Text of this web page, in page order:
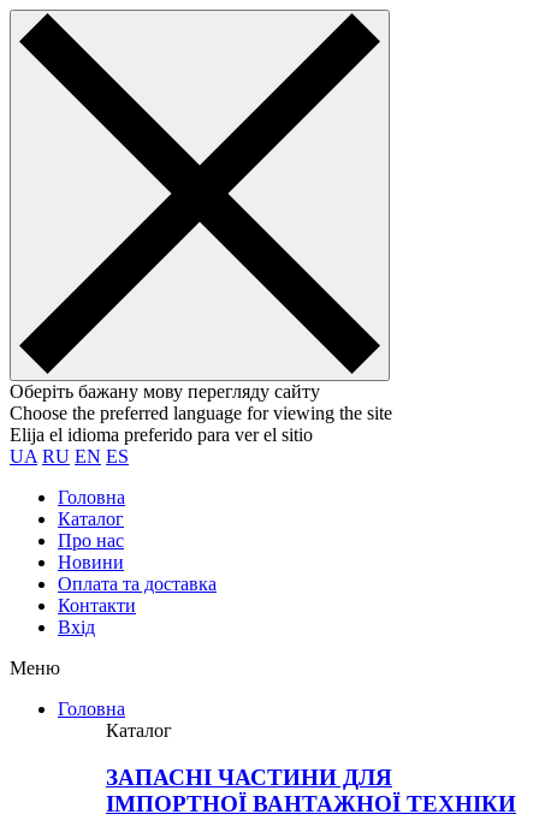
Оберіть бажану мову перегляду сайту
Choose the preferred language for viewing the site
Elija el idioma preferido para ver el sitio
UA RU EN ES
Головна
Каталог
Про нас
Новини
Оплата та доставка
Контакти
Вхiд
Меню
Головна
Каталог
ЗАПАСНІ ЧАСТИНИ ДЛЯ
ІМПОРТНОЇ ВАНТАЖНОЇ ТЕХНІКИ